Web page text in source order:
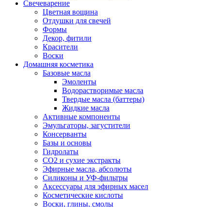
Свечеварение
Цветная вощина
Отдушки для свечей
Формы
Декор, фитили
Красители
Воски
Домашняя косметика
Базовые масла
Эмоленты
Водорастворимые масла
Твердые масла (баттеры)
Жидкие масла
Активные компоненты
Эмульгаторы, загустители
Консерванты
Базы и основы
Гидролаты
СО2 и сухие экстракты
Эфирные масла, абсолюты
Силиконы и УФ-фильтры
Аксессуары для эфирных масел
Косметические кислоты
Воски, глины, смолы